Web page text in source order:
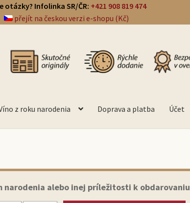
otázky? Infolinka SR/ČR: +421 908 819 474
přejít na českou verzi e-shopu (Kč)
z roku narodenia Doprava a platba Účet
narodenia alebo inej príležitosti k obdarovaniu